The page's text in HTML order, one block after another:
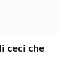
ceci che